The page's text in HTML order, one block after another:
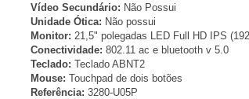
Vídeo Secundário: Não Possui
Unidade Ótica: Não possui
Monitor: 21,5" polegadas LED Full HD IPS
Conectividade: 802.11 ac e bluetooth v 5.0
Teclado: Teclado ABNT2
Mouse: Touchpad de dois botões
Referência: 3280-U05P